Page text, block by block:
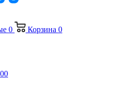
0 Корзина 0